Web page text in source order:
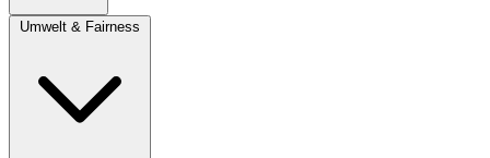
Umwelt & Fairness